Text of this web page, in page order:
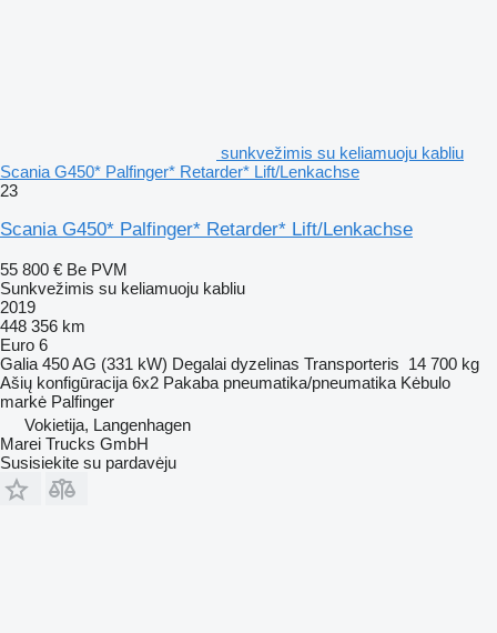
sunkvežimis su keliamuoju kabliu
Scania G450* Palfinger* Retarder* Lift/Lenkachse
23
Scania G450* Palfinger* Retarder* Lift/Lenkachse
55 800 € Be PVM
Sunkvežimis su keliamuoju kabliu
2019
448 356 km
Euro 6
Galia 450 AG (331 kW) Degalai dyzelinas Transporteris 14 700 kg
Ašių konfigūracija 6x2 Pakaba pneumatika/pneumatika Kėbulo
markė Palfinger
Vokietija, Langenhagen
Marei Trucks GmbH
Susisiekite su pardavėju